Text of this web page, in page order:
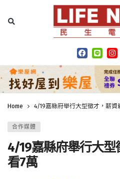
Home 4/19嘉縣府舉行大型徵才，薪資
合作媒體
4/19嘉縣府舉行大
看7萬